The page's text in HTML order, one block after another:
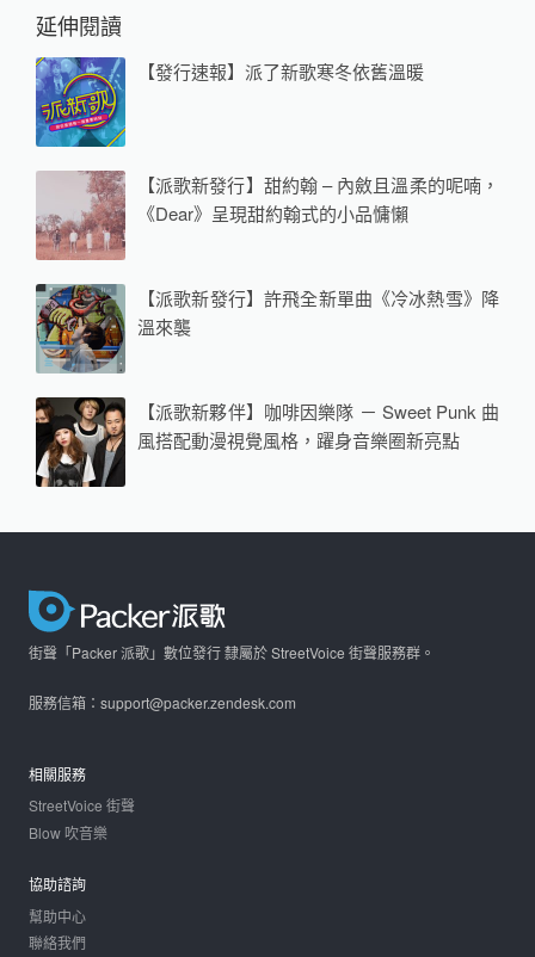
延伸閱讀
【發行速報】派了新歌寒冬依舊溫暖
【派歌新發行】甜約翰 – 內斂且溫柔的呢喃，
《Dear》呈現甜約翰式的小品慵懶
【派歌新發行】許飛全新單曲《冷冰熱雪》降
溫來襲
【派歌新夥伴】咖啡因樂隊 － Sweet Punk 曲
風搭配動漫視覺風格，躍身音樂圈新亮點
街聲「Packer 派歌」數位發行 隸屬於 StreetVoice 街聲服務群。
服務信箱：support@packer.zendesk.com
相關服務
StreetVoice 街聲
Blow 吹音樂
協助諮詢
幫助中心
聯絡我們